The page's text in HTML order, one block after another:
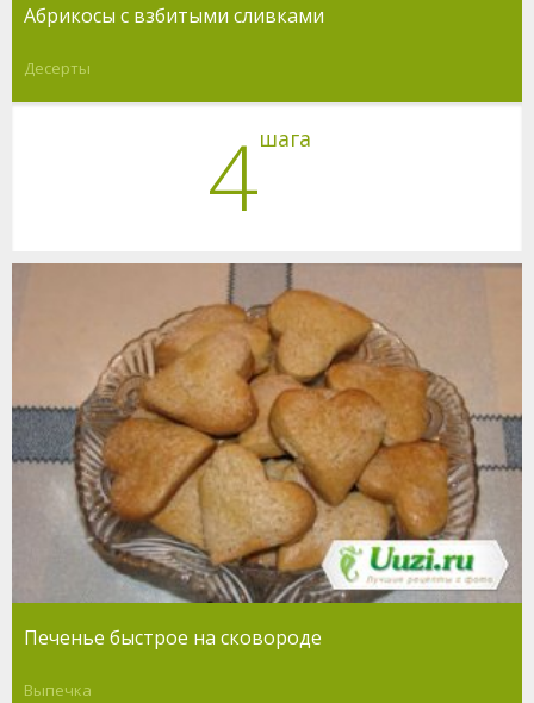
Абрикосы с взбитыми сливками
Десерты
4шага
Печенье быстрое на сковороде
Выпечка